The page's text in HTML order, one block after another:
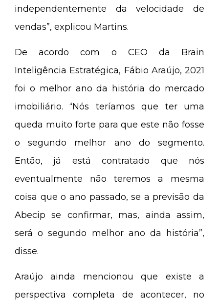
independentemente da velocidade de
vendas”, explicou Martins.
De acordo com o CEO da Brain
Inteligência Estratégica, Fábio Araújo, 2021
foi o melhor ano da história do mercado
imobiliário. “Nós teríamos que ter uma
queda muito forte para que este não fosse
o segundo melhor ano do segmento.
Então, já está contratado que nós
eventualmente não teremos a mesma
coisa que o ano passado, se a previsão da
Abecip se confirmar, mas, ainda assim,
será o segundo melhor ano da história”,
disse.
Araújo ainda mencionou que existe a
perspectiva completa de acontecer, no